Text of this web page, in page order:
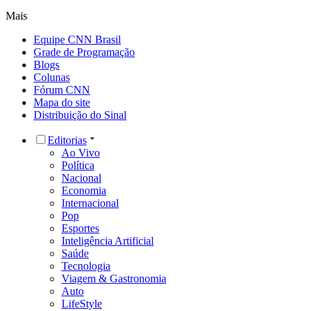
Mais
Equipe CNN Brasil
Grade de Programação
Blogs
Colunas
Fórum CNN
Mapa do site
Distribuição do Sinal
Editorias
Ao Vivo
Política
Nacional
Economia
Internacional
Pop
Esportes
Inteligência Artificial
Saúde
Tecnologia
Viagem & Gastronomia
Auto
LifeStyle